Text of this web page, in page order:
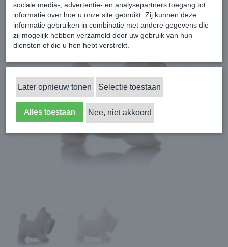
sociale media-, advertentie- en analysepartners toegang tot
informatie over hoe u onze site gebruikt. Zij kunnen deze
informatie gebruiken in combinatie met andere gegevens die
zij mogelijk hebben verzameld door uw gebruik van hun
diensten of die u hen hebt verstrekt.
Later opnieuw tonen Selectie toestaan
Alles toestaan Nee, niet akkoord